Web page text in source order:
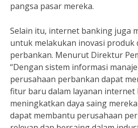
pangsa pasar mereka.
Selain itu, internet banking juga
untuk melakukan inovasi produk
perbankan. Menurut Direktur
“Dengan sistem informasi
perusahaan perbankan dapat
fitur baru dalam layanan
meningkatkan daya saing
dapat membantu perusahaan